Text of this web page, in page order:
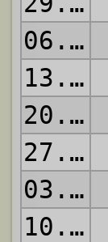
06.10.1974
13.10.1974
20.10.1974
27.10.1974
03.11.1974
10.11.1974